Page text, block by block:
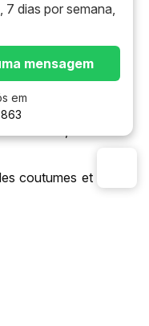
sauvage,
et flore, et une
coutumes et de
7 dias por semana,
mensagem
em